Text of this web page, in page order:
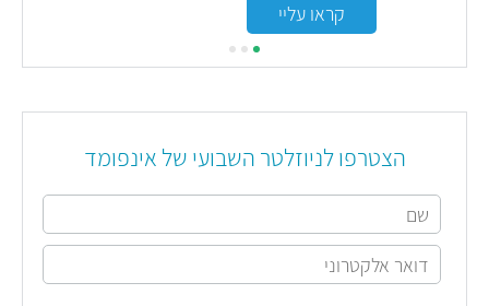
קראו עליי
הצטרפו לניוזלטר השבועי של אינפומד